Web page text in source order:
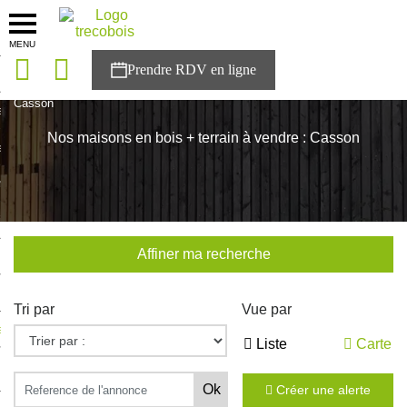
MENU
solutions
Trecobois
à NESTOR
Casson
Nos maisons en bois + terrain à vendre : Casson
Affiner ma recherche
Tri par Vue par
Liste Carte
Créer une alerte